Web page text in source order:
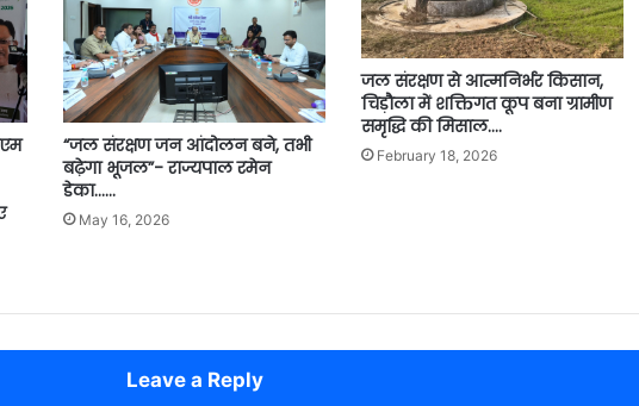
“जल संरक्षण जन आंदोलन बने, तभी
बढ़ेगा भूजल”- राज्यपाल रमेन
डेका……
May 16, 2026
जल संरक्षण से आत्मनिर्भर किसान,
चिड़ौला में शक्तिगत कूप बना ग्रामीण
समृद्धि की मिसाल….
February 18, 2026
Leave a Reply